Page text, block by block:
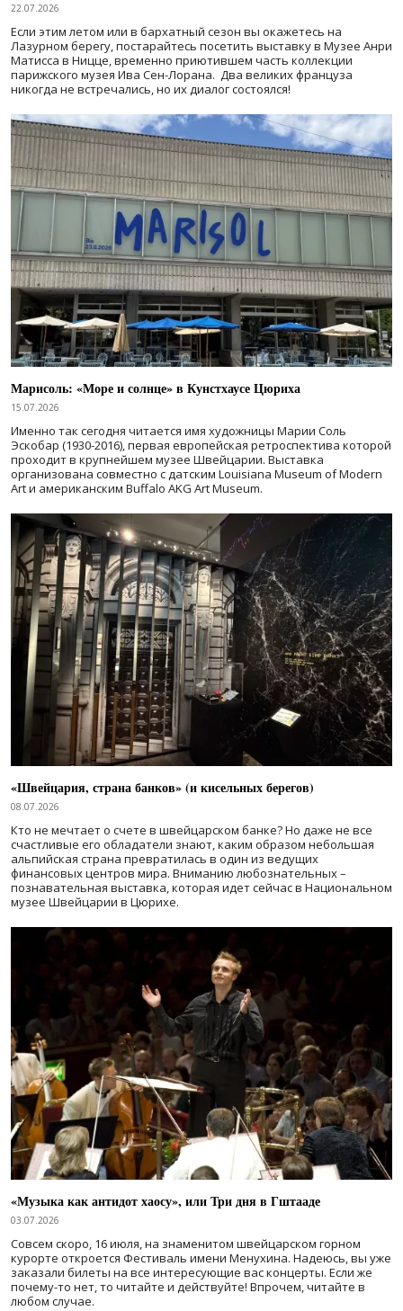
22.07.2026
Если этим летом или в бархатный сезон вы окажетесь на
Лазурном берегу, постарайтесь посетить выставку в Музее Анри
Матисса в Ницце, временно приютившем часть коллекции
парижского музея Ива Сен-Лорана. Два великих француза
никогда не встречались, но их диалог состоялся!
Марисоль: «Море и солнце» в Кунстхаусе Цюриха
15.07.2026
Именно так сегодня читается имя художницы Марии Соль
Эскобар (1930-2016), первая европейская ретроспектива которой
проходит в крупнейшем музее Швейцарии. Выставка
организована совместно с датским Louisiana Museum of Modern
Art и американским Buffalo AKG Art Museum.
«Швейцария, страна банков» (и кисельных берегов)
08.07.2026
Кто не мечтает о счете в швейцарском банке? Но даже не все
счастливые его обладатели знают, каким образом небольшая
альпийская страна превратилась в один из ведущих
финансовых центров мира. Вниманию любознательных –
познавательная выставка, которая идет сейчас в Национальном
музее Швейцарии в Цюрихе.
«Музыка как антидот хаосу», или Три дня в Гштааде
03.07.2026
Совсем скоро, 16 июля, на знаменитом швейцарском горном
курорте откроется Фестиваль имени Менухина. Надеюсь, вы уже
заказали билеты на все интересующие вас концерты. Если же
почему-то нет, то читайте и действуйте! Впрочем, читайте в
любом случае.